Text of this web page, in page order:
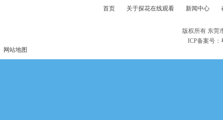
首页 关于探花在线观看 新闻中心
版权所有 东莞
ICP备案号：
网站地图